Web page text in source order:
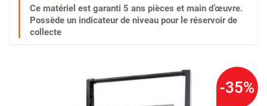
Ce matériel est garanti 5 ans pièces et main d’œuvre.
Possède un indicateur de niveau pour le réservoir de
collecte
-35%